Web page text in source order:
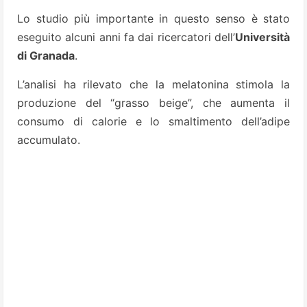
Lo studio più importante in questo senso è stato
eseguito alcuni anni fa dai ricercatori dell’Università
di Granada.
L’analisi ha rilevato che la melatonina stimola la
produzione del “grasso beige”, che aumenta il
consumo di calorie e lo smaltimento dell’adipe
accumulato.